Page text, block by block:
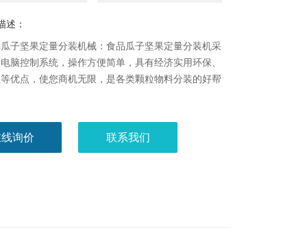
述：
子坚果定量分装机械：食品瓜子坚果定量分装机采
脑控制系统，操作方便简单，具有经济实用环保、
优点，使您商机无限，是各类颗粒物料分装的好帮
询价 联系我们